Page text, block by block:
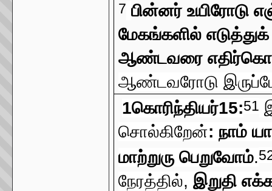
7 பின்னர் உயிரோடு
மேகங்களில்
ஆண்டவரை
ஆண்டவரோடு
1கொரிந்தியர்15:51
சொல்கிறேன்: நாம்
மாற்றுரு பெறுவோம்.
நேரத்தில்,இறுதி